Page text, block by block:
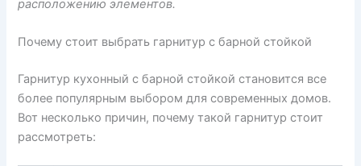
расположению элементов.
Почему стоит выбрать гарнитур с барной стойкой
Гарнитур кухонный с барной стойкой становится все
более популярным выбором для современных домов.
Вот несколько причин, почему такой гарнитур стоит
рассмотреть: